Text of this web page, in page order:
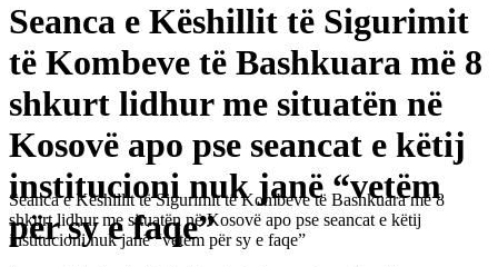
Seanca e Këshillit të Sigurimit
të Kombeve të Bashkuara më 8
shkurt lidhur me situatën në
Kosovë apo pse seancat e këtij
institucioni nuk janë “vetëm
për sy e faqe”
Seanca e Këshillit të Sigurimit të Kombeve të Bashkuara më 8
shkurt lidhur me situatën në Kosovë apo pse seancat e këtij
institucioni nuk janë “vetëm për sy e faqe”